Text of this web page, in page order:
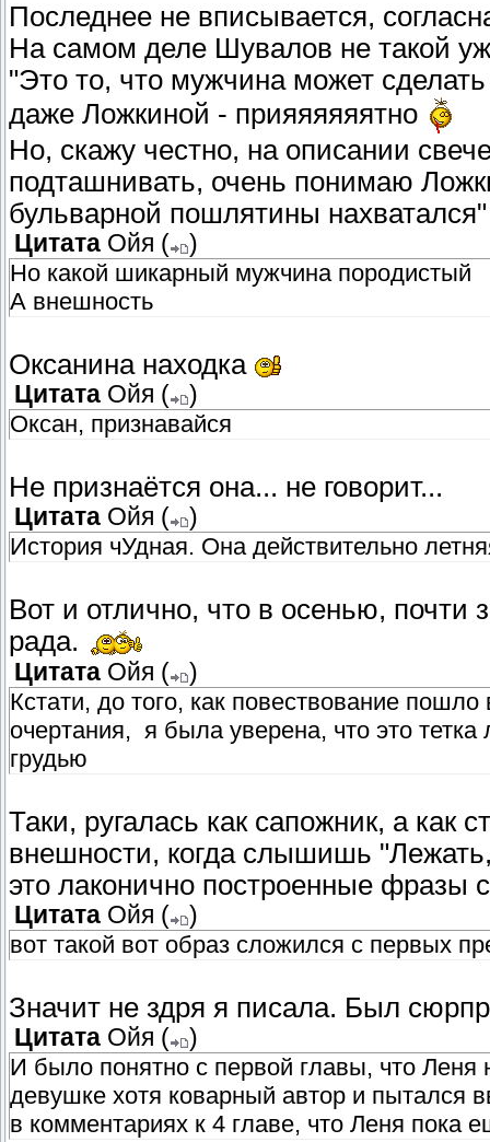
Последнее не вписывается,
На самом деле Шувалов не такой
"Это то, что мужчина может
даже Ложкиной - прияяяяяятно
Но, скажу честно, на описании
подташнивать, очень понимаю
бульварной пошлятины
Цитата Ойя (
)
Но какой шикарный мужчина породистый
А внешность
Оксанина находка
Цитата Ойя (
)
Оксан, признавайся
Не признаётся она... не говорит...
Цитата Ойя (
)
История чУдная. Она действительно
Вот и отлично, что в осенью, почти
рада.
Цитата Ойя (
)
Кстати, до того, как повествование
очертания, я была уверена, что это
грудью
Таки, ругалась как сапожник, а как
внешности, когда слышишь
это лаконично построенные фразы
Цитата Ойя (
)
вот такой вот образ сложился с первых
Значит не здря я писала. Был
Цитата Ойя (
)
И было понятно с первой главы, что
девушке хотя коварный автор и пытался
в комментариях к 4 главе, что Леня пока